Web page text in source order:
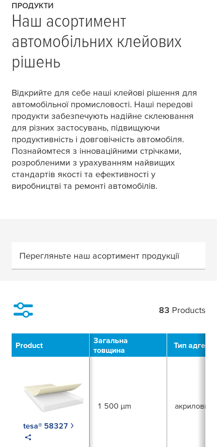
ПРОДУКТИ
Наш асортимент
автомобільних клейових
рішень
Відкрийте для себе наші клейові рішення для
автомобільної промисловості. Наші передові
продукти забезпечують надійне склеювання
для різних застосувань, підвищуючи
продуктивність і довговічність автомобіля.
Познайомтеся з інноваційними стрічками,
розробленими з урахуванням найвищих
стандартів якості та ефективності у
виробництві та ремонті автомобілів.
Перегляньте наш асортимент продукції
83 Products
Product
Загальна
товщина
Тип
tesa® 58327
1 500 µm акриловий